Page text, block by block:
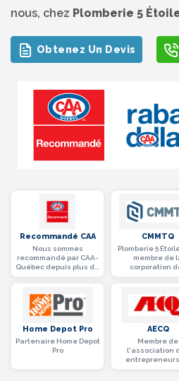
nous, chez Plomberie 5
Obtenez Un Devis
Recommandé CAA
Nous sommes
recommandé par CAA-
Québec depuis plus de
10 ans
CMMTQ
Plomberie 5
membre de
corporation
maîtres
en tuyauterie
Québec
Home Depot Pro
Partenaire Home Depot
Pro
AECQ
Membre de
l'association
construction